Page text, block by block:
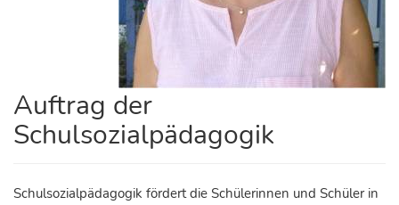
Auftrag der
Schulsozialpädagogik
Schulsozialpädagogik fördert die Schülerinnen und Schüler in